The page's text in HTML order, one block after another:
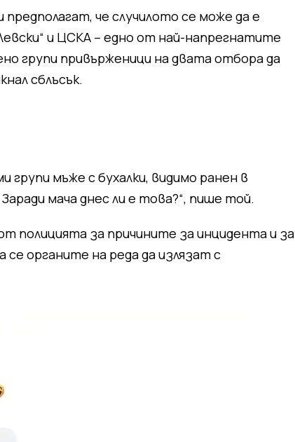
че случилото се може да е
и ЦСКА – едно от най-напрегнатите
групи привърженици на двата отбора да
сблъсък.
групи мъже с бухалки, видимо ранен в
мача днес ли е това?“, пише той.
полицията за причините за инцидента и за
органите на реда да излязат с